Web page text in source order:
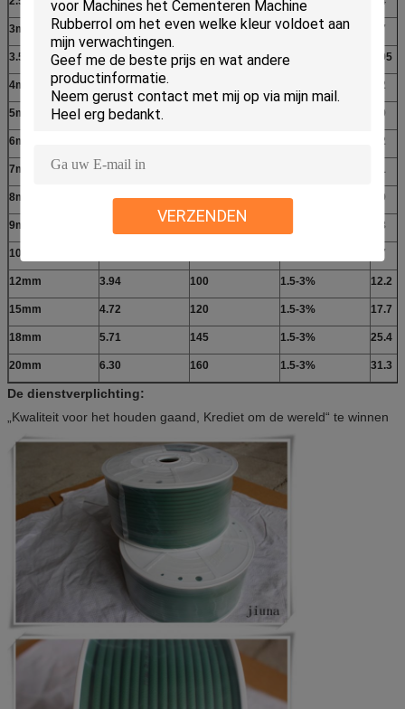
VERZENDEN
3mm 0.98 25 1.5-3% 0.7
3.5mm 1.18 30 1.5-3% 0.95
4mm 1.38 1.2
5mm 1.57 2.0
6mm 3.2
7mm 2.17 4.1
8mm 2.56 65 1.5-3% 5.0
9mm 75 6.8
10mm 7.7
12mm 3.94 100 1.5-3% 12.2
15mm 4.72 120 1.5-3% 17.7
18mm 5.71 145 1.5-3% 25.4
20mm 6.30 160 1.5-3% 31.3
De dienstverplichting:
„Kwaliteit voor het houden gaand, Krediet om de wereld“ te winnen